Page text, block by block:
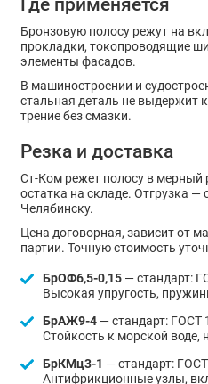
Где применяется
Бронзовую полосу режут на
прокладки, токопроводящие
элементы фасадов.
В машиностроении и
стальная деталь не выдержит
трение без смазки.
Резка и доставка
Ст-Ком режет полосу в
остатка на складе. Отгрузка
Челябинску.
Цена договорная, зависит от
партии. Точную стоимость
БрОФ6,5-0,15— стандарт:
Высокая упругость,
БрАЖ9-4— стандарт: ГОСТ
Стойкость к морской воде,
БрКМц3-1 — стандарт:
Антифрикционные узлы,